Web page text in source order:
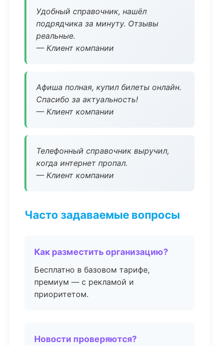
Удобный справочник, нашёл
подрядчика за минуту. Отзывы
реальные.
— Клиент компании
Афиша полная, купил билеты онлайн.
Спасибо за актуальность!
— Клиент компании
Телефонный справочник выручил,
когда интернет пропал.
— Клиент компании
Часто задаваемые вопросы
Как разместить организацию?
Бесплатно в базовом тарифе,
премиум — с рекламой и
приоритетом.
Новости проверяются?